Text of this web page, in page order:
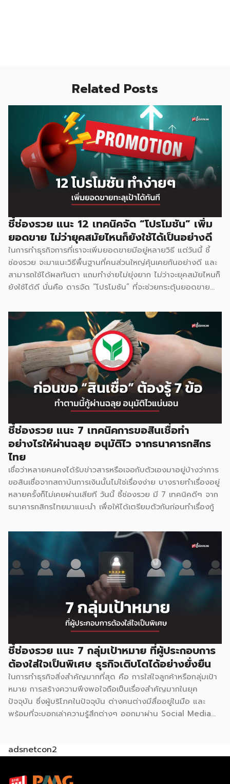
Related Posts
ชี้ช่องรวย แนะ 12 เทคนิคจัด “โปรโมชัน” เพิ่ม
ยอดขาย ไม่ว่ายุคสมัยไหนก็ยังใช้ได้เป็นอย่างดี
ในการทำธุรกิจการที่เราจะเพิ่มยอดขายมีอยู่หลายวิธี แต่วันนี้ ชี้
ช่องรวย จะมาแนะวิธีพื้นฐานที่คนส่วนใหญ่คุ้นเคยกันอย่างดี และ
สามารถใช้ได้ผลทันตา แถมทำง่ายไม่ยุ่งยาก ไม่ว่าจะยุคสมัยไหนก็
ยังใช้ได้ดี นั่นคือ ดารจัด “โปรโมชัน” ที่จะช่วยกระตุ้นยอดขาย
1.ลดราคา โปรโมชันลดราคา ถือเป็นพื้นฐานเบสิค ที่ผู้ประกอบ
ส่วนใหญ่เลือกจะใช้วิธีนี้ ซึ่งอาจจะลดเป็นเปร์เซ้นต์ หรือกำหนด
ปริมาณการซื้อเท่าไหร่ ลดเท่าไหร่ ซึ่งโปรโมชั่นนี้สามารถทำได้
เรื่อยๆ แต่ความน่าสนใจไม่มากเท่าไหร่นัก 2.ซื้อ 1 แถม 1 ใครๆ ก็
ชอบของฟรี การจัดโปรโมชั่นแบบซื้อ 1 ฟรี 1 หรือ ซื้อ 2 ฟรี 1 จะ
ช่วยกระตุ้นความอยากซื้อของลูกค้าได้ดีมากๆ เพราะลูกค้าจะรู้สึก
ว่าคุ้มค่า ประหยัดจริง จนลูกค้าบางรายอาจเปลี่ยนยีห้อสินค้าที่
เคยอยู่ประจำ มาซื้อสินค้ายี่ห้อใหม่ที่มีโปรโมชั่นเลยก้ได้ 3.มีของ
แถม การใช้ของแถมก็เป็นอีกวิธีที่นิยมใช้กันทั่วไป ซึ่งวิธีนี้สามารถ
ช่วยในเรื่องของการโปรโมทสินค้าใหม่ไปในตัวเลยก็ได้ ยกตัวอย่าง
ซื้อแชมพูสูตรธรรมดา แถมแชมพูสูตรใหม่ ขนาดทดลองให้ไปใช้
กันฟรีๆ 4.ชิงโชครับรางวัล ในบางครั้งอาจจะมีการจับฉลากให้
รางวัลแก่ลูกค้า และให้ลูกค้าถ่ายภาพกับสินค้าที่ขยายให้มีขนาด
ใหญ่เพื่อทำประชาสัมพันธ์ เหมาะสำหรับสินค้าที่หรูหรา […]
ชี้ช่องรวย แนะ 7 เทคนิคการขอสินเชื่อทำ
อย่างไรให้ผ่านฉลุย อนุมัติไว จากธนาคารกสิกร
ไทย
เชื่อว่าหลายคนคงได้รับข่าวสารหรือเจอกับตัวเองมาอยู่บ้างว่าการ
ขอสินเชื่อจากสถาบันการเงินนั้นไม่ใช่เรื่องง่าย บางรายทำเรื่องอยู่
หลายครั้งก็ไม่เคยผ่านเสียที วันนี้ ชี้ช่องรวย มี 7 เทคนิคดีๆ จาก
ธนาคารกสิกรไทยมาแนะนำ เพื่อให้ได้เตรียมตัวกันก่อนทำเรื่องกู้
ชี้ช่องรวย แนะ 7 กลุ่มเป้าหมาย ที่ผู้ประกอบการ
ต้องใส่ใจเป็นพิเศษ ธุรกิจเติบโตได้อย่างยั่งยืน
ในการทำธุรกิจสิ่งสำคัญมากที่สุด คือ การใส่ใจลูกค้าหรือกลุ่มเป้า
หมาย การสร้างความพึงพอใจถือเป็นเรื่องสำคัญมากในยุค
ปัจจุบัน ซึ่งผู้บริโภคในปัจจุบัน ต่างคนต่างมีสื่ออยู่ในมือ และ
พร้อมที่จะบอกเล่าความรู้สึกต่างๆ ออกมาผ่าน Social Media
adsnetcon2